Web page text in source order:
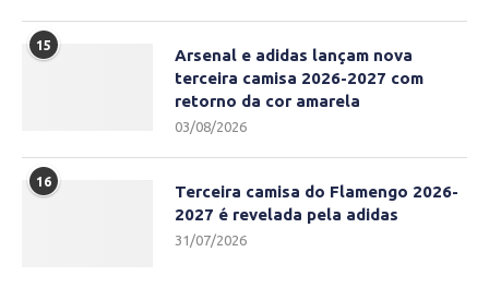
15
Arsenal e adidas lançam nova
terceira camisa 2026-2027 com
retorno da cor amarela
03/08/2026
16
Terceira camisa do Flamengo 2026-
2027 é revelada pela adidas
31/07/2026